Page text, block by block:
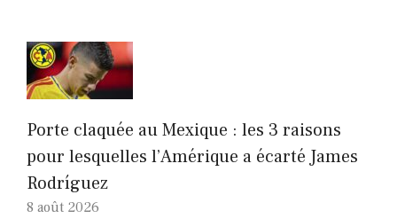
Porte claquée au Mexique : les 3 raisons
pour lesquelles l’Amérique a écarté James
Rodríguez
8 août 2026